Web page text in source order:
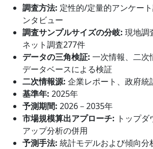
調査方法: 定性的/定量的アンケー
ンタビュー
調査サンプルサイズの分岐: 現地調
ネット調査277件
データの三角検証: 一次情報、二次
データベースによる検証
二次情報源: 企業レポート、政府統
基準年: 2025年
予測期間: 2026－2035年
市場規模算出アプローチ: トップ
アップ分析の併用
予測手法: 統計モデルおよび傾向分